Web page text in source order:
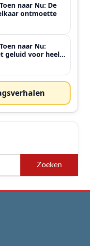
naar Nu: De
ontmoette
naar Nu:
geluid voor heel